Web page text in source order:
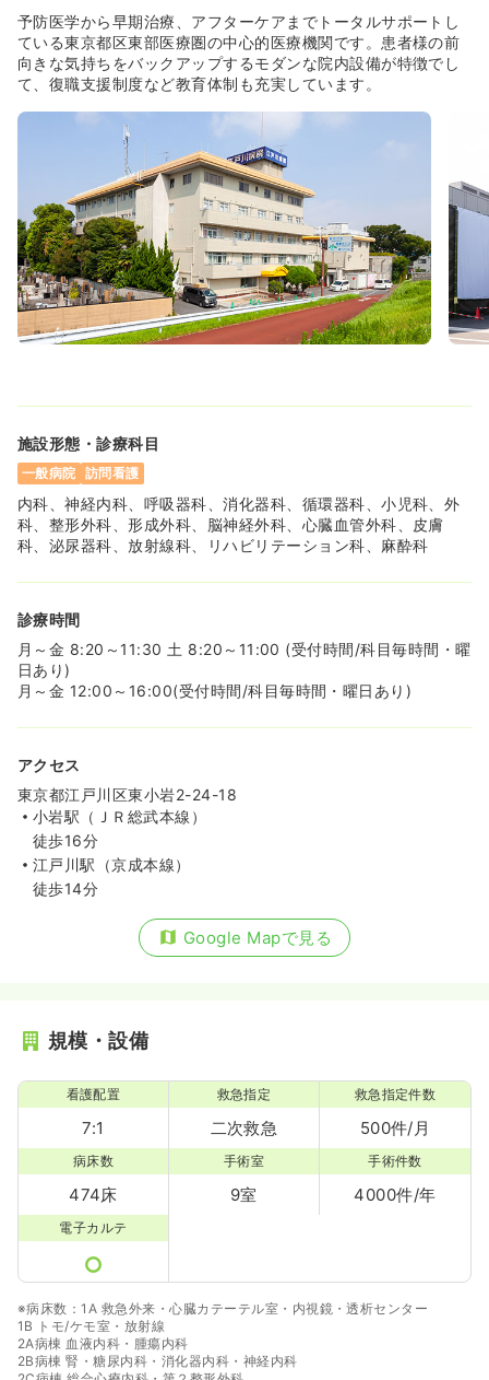
予防医学から早期治療、アフターケアまでトータルサポートし
ている東京都区東部医療圏の中心的医療機関です。患者様の前
向きな気持ちをバックアップするモダンな院内設備が特徴でし
て、復職支援制度など教育体制も充実しています。
施設形態・診療科目
一般病院 訪問看護
内科、神経内科、呼吸器科、消化器科、循環器科、小児科、外
科、整形外科、形成外科、脳神経外科、心臓血管外科、皮膚
科、泌尿器科、放射線科、リハビリテーション科、麻酔科
診療時間
月～金 8:20～11:30 土 8:20～11:00 (受付時間/科目毎時間・曜
日あり)
月～金 12:00～16:00(受付時間/科目毎時間・曜日あり)
アクセス
東京都江戸川区東小岩2-24-18
小岩駅（ＪＲ総武本線）
徒歩16分
江戸川駅（京成本線）
徒歩14分
Google Mapで見る
規模・設備
看護配置
7:1
救急指定
二次救急
救急指定件数
500件/月
病床数
474床
手術室
9室
手術件数
4000件/年
電子カルテ
※病床数：1A 救急外来・心臓カテーテル室・内視鏡・透析センター
1B トモ/ケモ室・放射線
2A病棟 血液内科・腫瘍内科
2B病棟 腎・糖尿内科・消化器内科・神経内科